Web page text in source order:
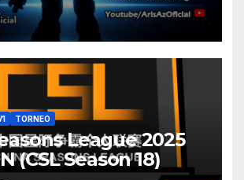
TORNEO
League 2025
(CSL Season 18)